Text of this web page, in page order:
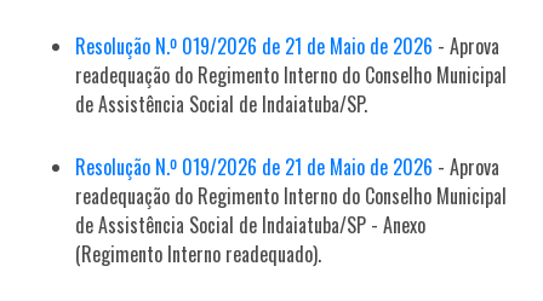
Resolução N.º 019/2026 de 21 de Maio de 2026 - Aprova
readequação do Regimento Interno do Conselho Municipal
de Assistência Social de Indaiatuba/SP.
Resolução N.º 019/2026 de 21 de Maio de 2026 - Aprova
readequação do Regimento Interno do Conselho Municipal
de Assistência Social de Indaiatuba/SP - Anexo
(Regimento Interno readequado).